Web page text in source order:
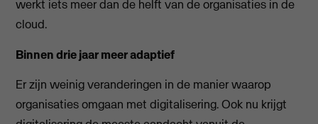
werkt iets meer dan de helft van de organisaties in de
cloud.
Binnen drie jaar meer adaptief
Er zijn weinig veranderingen in de manier waarop
organisaties omgaan met digitalisering. Ook nu krijgt